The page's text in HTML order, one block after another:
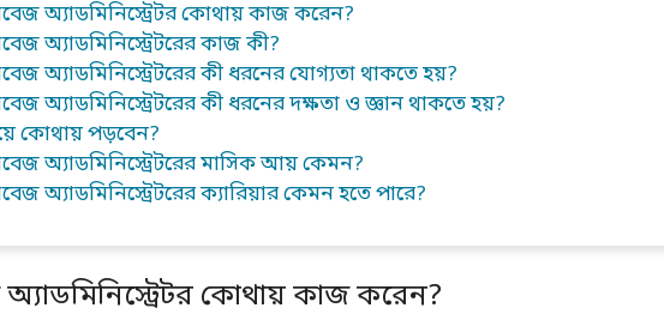
অ্যাডমিনিস্ট্রেটর কোথায় কাজ করেন?
অ্যাডমিনিস্ট্রেটরের কাজ কী?
অ্যাডমিনিস্ট্রেটরের কী ধরনের যোগ্যতা থাকতে হয়?
অ্যাডমিনিস্ট্রেটরের কী ধরনের দক্ষতা ও জ্ঞান থাকতে হয়?
কোথায় পড়বেন?
অ্যাডমিনিস্ট্রেটরের মাসিক আয় কেমন?
অ্যাডমিনিস্ট্রেটরের ক্যারিয়ার কেমন হতে পারে?
কোথায় কাজ করেন?